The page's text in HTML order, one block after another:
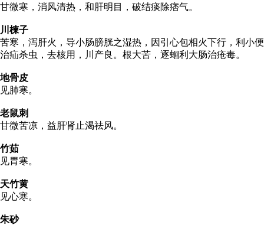
甘微寒，消风清热，和肝明目，破结痰除痞气。
川楝子
苦寒，泻肝火，导小肠膀胱之湿热，因引心包相火下行，利小便
治疝杀虫，去核用，川产良。根大苦，逐蛔利大肠治疮毒。
地骨皮
见肺寒。
老鼠刺
甘微苦凉，益肝肾止渴祛风。
竹茹
见胃寒。
天竹黄
见心寒。
朱砂